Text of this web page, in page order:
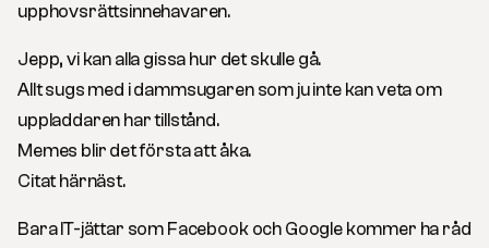
upphovsrättsinnehavaren.
Jepp, vi kan alla gissa hur det skulle gå.
Allt sugs med i dammsugaren som ju inte kan veta om
uppladdaren har tillstånd.
Memes blir det första att åka.
Citat härnäst.
Bara IT-jättar som Facebook och Google kommer ha råd